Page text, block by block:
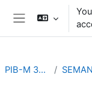
Skip to main content
PIB-M 3ª Edición (fase práctica)